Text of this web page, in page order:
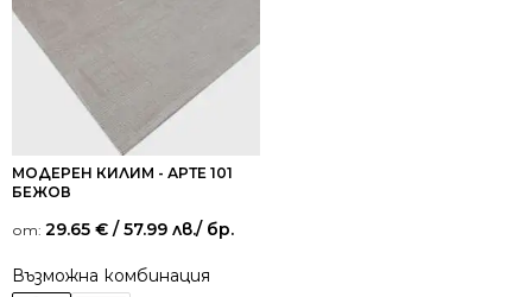
МОДЕРЕН КИЛИМ - АРТЕ 101
БЕЖОВ
от: 29.65 € / 57.99 лв./ бр.
Възможна комбинация